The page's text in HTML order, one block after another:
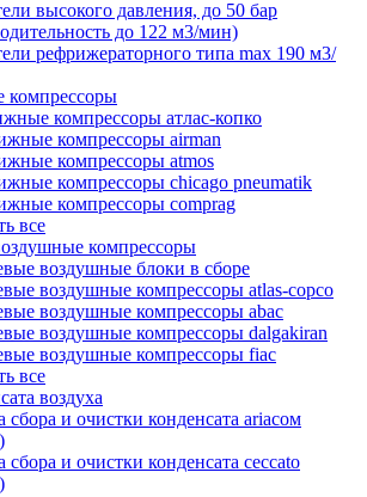
высокого давления, до 50 бар
до 122 м3/мин)
рефрижераторного типа max 190 м3/
компрессоры атлас-копко
компрессоры airman
компрессоры atmos
компрессоры chicago pneumatik
компрессоры comprag
все
компрессоры
воздушные блоки в сборе
воздушные компрессоры atlas-copco
воздушные компрессоры abac
воздушные компрессоры dalgakiran
воздушные компрессоры fiac
все
воздуха
сбора и очистки конденсата ariacом
сбора и очистки конденсата ceccato